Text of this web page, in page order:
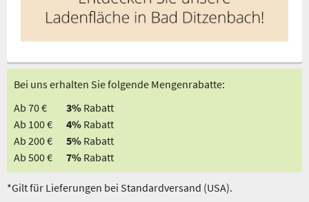
Bei uns erhalten Sie folgende Mengenrabatte:
Ab 70 €
3% Rabatt
Ab 100 €
4% Rabatt
Ab 200 €
5% Rabatt
Ab 500 €
7% Rabatt
*Gilt für Lieferungen bei Standardversand (USA).